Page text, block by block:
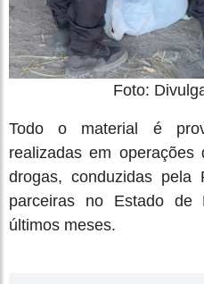
Foto:
Todo o material é
realizadas em
drogas, conduzidas pela
parceiras no Estado de
últimos meses.